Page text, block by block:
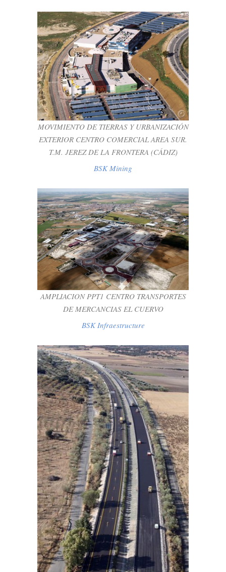
MOVIMIENTO DE TIERRAS Y
URBANIZACIÓN EXTERIOR CENTRO
COMERCIAL AREA SUR. T.M. JEREZ DE
LA FRONTERA (CÁDIZ)
BSK Mining
MOVIMIENTO DE TIERRAS Y URBANIZACIÓN
EXTERIOR CENTRO COMERCIAL AREA SUR.
T.M. JEREZ DE LA FRONTERA (CÁDIZ)
BSK Mining
AMPLIACION PPT1 CENTRO
TRANSPORTES DE MERCANCIAS EL
CUERVO
BSK Infraestructure
AMPLIACION PPT1 CENTRO TRANSPORTES
DE MERCANCIAS EL CUERVO
BSK Infraestructure
ACONDICIONAMIENTO Y MEJORA DE LA
AUTOVÍA A-92M TRAMO P.K. 0+000 AL
25+930 Y REFUERZO DE FIRME EN LA
CARRETERA A-7202. TRAMO P.K. 6+500
AL 10+550
BSK Services